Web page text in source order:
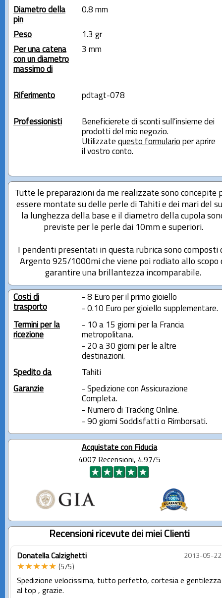
Diametro della
pin
0.8 mm
Peso
1.3 gr
Per una catena
con un diametro
massimo di
3 mm
Riferimento pdtagt-078
Professionisti
Beneficierete di sconti sull’insieme dei
prodotti del mio negozio.
Utilizzate questo formulario per aprire
il vostro conto.
Tutte le preparazioni da me realizzate sono concepite
essere montate su delle perle di Tahiti e dei mari del
la lunghezza della base e il diametro della cupola
previste per le perle dai 10mm e superiori.
I pendenti presentati in questa rubrica sono composti
Argento 925/1000mi che viene poi rodiato allo scopo
garantire una brillantezza incomparabile.
Costi di
trasporto
- 8 Euro per il primo gioiello
- 0.10 Euro per gioiello supplementare.
Termini per la
ricezione
- 10 a 15 giorni per la Francia
metropolitana.
- 20 a 30 giorni per le altre
destinazioni.
Spedito da
Tahiti
Garanzie
- Spedizione con Assicurazione
Completa.
- Numero di Tracking Online.
- 90 giorni Soddisfatti o Rimborsati.
Acquistate con Fiducia
4007 Recensioni, 4.97/5
Recensioni ricevute dei miei Clienti
Donatella Calzighetti 2013-05-22
★★★★★ (5/5)
Spedizione velocissima, tutto perfetto, cortesia e gentilezza
al top , grazie.